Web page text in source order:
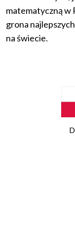
matematyczną w
grona
na świecie.